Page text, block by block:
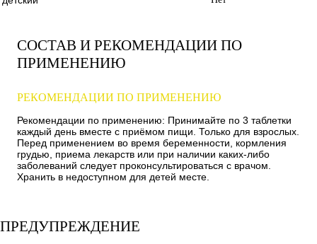
СОСТАВ И РЕКОМЕНДАЦИИ ПО
ПРИМЕНЕНИЮ
РЕКОМЕНДАЦИИ ПО ПРИМЕНЕНИЮ
Рекомендации по применению: Принимайте по 3 таблетки
каждый день вместе с приёмом пищи. Только для взрослых.
Перед применением во время беременности, кормления
грудью, приема лекарств или при наличии каких-либо
заболеваний следует проконсультироваться с врачом.
Хранить в недоступном для детей месте.
ПРЕДУПРЕЖДЕНИЕ